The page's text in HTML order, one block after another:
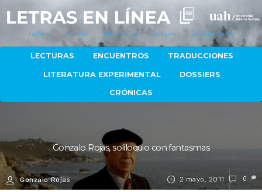
Portada Autores Artículos Contacto Quiénes Somos
LECTURAS ENCUENTROS TRADUCCIONES
LITERATURA EXPERIMENTAL DOSSIERS
CRÓNICAS
2 mayo, 2011
Gonzalo Rojas, soliloquio con fantasmas
Gonzalo Rojas 0